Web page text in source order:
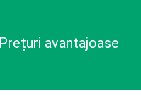
Prețuri avantajoase